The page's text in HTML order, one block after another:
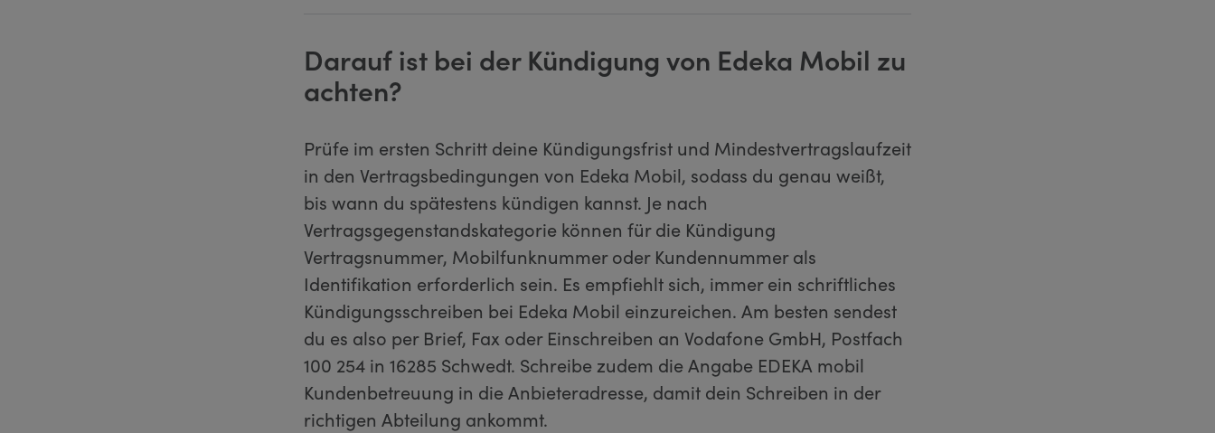
Darauf ist bei der Kündigung von Edeka Mobil zu
achten?
Prüfe im ersten Schritt deine Kündigungsfrist und Mindestvertragslaufzeit
in den Vertragsbedingungen von Edeka Mobil, sodass du genau weißt,
bis wann du spätestens kündigen kannst. Je nach
Vertragsgegenstandskategorie können für die Kündigung
Vertragsnummer, Mobilfunknummer oder Kundennummer als
Identifikation erforderlich sein. Es empfiehlt sich, immer ein schriftliches
Kündigungsschreiben bei Edeka Mobil einzureichen. Am besten sendest
du es also per Brief, Fax oder Einschreiben an Vodafone GmbH, Postfach
100 254 in 16285 Schwedt. Schreibe zudem die Angabe EDEKA mobil
Kundenbetreuung in die Anbieteradresse, damit dein Schreiben in der
richtigen Abteilung ankommt.